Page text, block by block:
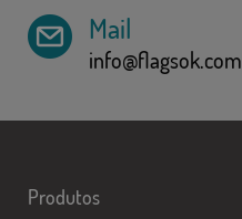
Mail
info@flagsok.com
Produtos